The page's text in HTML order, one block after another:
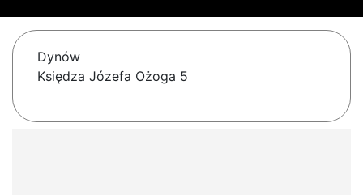
Dynów
Księdza Józefa Ożoga 5